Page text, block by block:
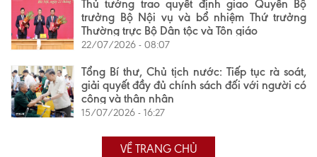
Thủ tướng trao quyết định giao Quyền Bộ
trưởng Bộ Nội vụ và bổ nhiệm Thứ trưởng
Thường trực Bộ Dân tộc và Tôn giáo
22/07/2026 - 08:07
Tổng Bí thư, Chủ tịch nước: Tiếp tục rà soát,
giải quyết đầy đủ chính sách đối với người có
công và thân nhân
15/07/2026 - 16:27
VỀ TRANG CHỦ